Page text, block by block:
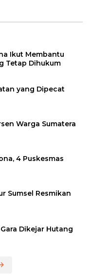
Ikut Membantu
Tetap Dihukum
yang Dipecat
Warga Sumatera
4 Puskesmas
Sumsel Resmikan
Dikejar Hutang